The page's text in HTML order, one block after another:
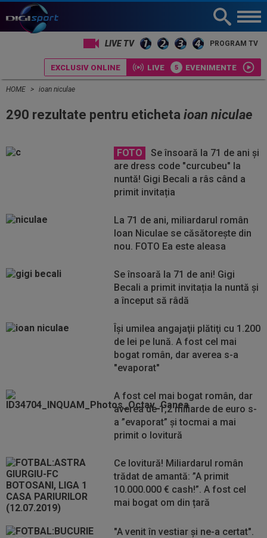
LIVE TV PROGRAM TV
EXCLUSIV ONLINE LIVE EVENIMENTE
HOME ioan niculae
290 rezultate pentru eticheta ioan niculae
FOTO
Se însoară la 71 de ani și
are dress code "curcubeu" la
nuntă! Gigi Becali a râs când a
primit invitația
La 71 de ani, miliardarul român
Ioan Niculae se căsătorește din
nou. FOTO Ea este aleasa
Se însoară la 71 de ani! Gigi
Becali a primit invitația la nuntă și
a început să râdă
Îşi umilea angajaţii plătiţi cu 1.200
de lei pe lună. A fost cel mai
bogat român, dar averea s-a
"evaporat"
A fost cel mai bogat român, dar
averea de 1,2 miliarde de euro s-
a ”evaporat” și tocmai a mai
primit o lovitură
Ce lovitură! Miliardarul român
trădat de amantă: ”A primit
10.000.000 € cash!”. A fost cel
mai bogat om din țară
"A venit în vestiar și ne-a certat".